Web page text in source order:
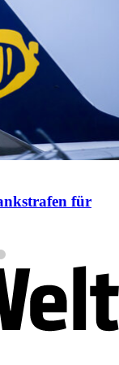
für